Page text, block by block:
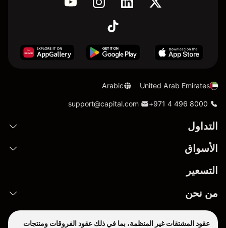
United Arab Emirates
Arabic
+971 4 496 8000
support@capital.com
التداول
الأسواق
التسعير
من نحن
عقود المشتقات غير المنظمة، بما في ذلك عقود الفروقات ومنتجات